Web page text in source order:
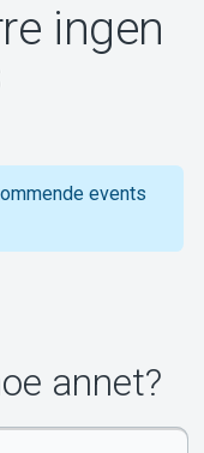
ingen
events
annet?